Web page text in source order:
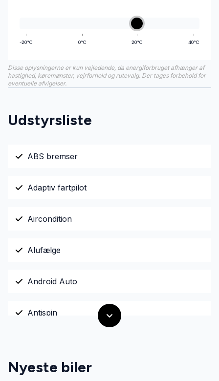
-20°C 0°C 20°C 40°C
Disse oplysningerne er kun vejledende, da energiforbruget afhænger af
hastighed, køremønster, vejrforhold og rutevalg. Der tages forbehold for
eventuelle afvigelser.
Udstyrsliste
ABS bremser
Adaptiv fartpilot
Aircondition
Alufælge
Android Auto
Antispin
Auto nedblændelig bakspejl
Nyeste biler